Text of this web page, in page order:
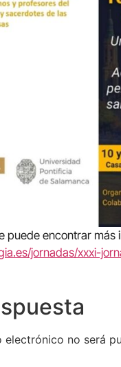
puede encontrar
jornadas/xxxi-
no será